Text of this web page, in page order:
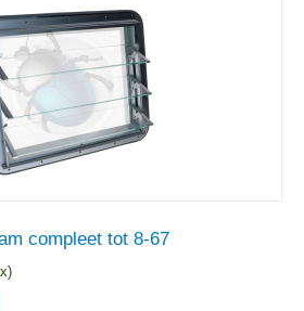
compleet tot 8-67